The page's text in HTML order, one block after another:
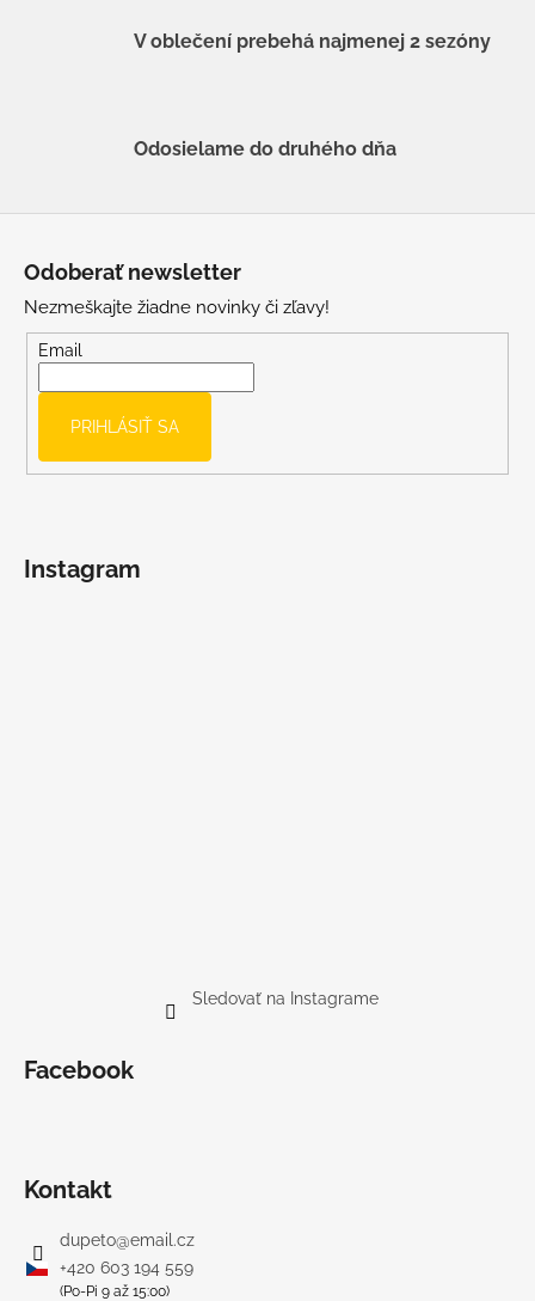
V oblečení prebehá najmenej 2 sezóny
Odosielame do druhého dňa
Odoberať newsletter
Nezmeškajte žiadne novinky či zľavy!
Email
PRIHLÁSIŤ SA
Instagram
Sledovať na Instagrame
Facebook
Kontakt
dupeto@email.cz
+420 603 194 559
(Po-Pi 9 až 15:00)